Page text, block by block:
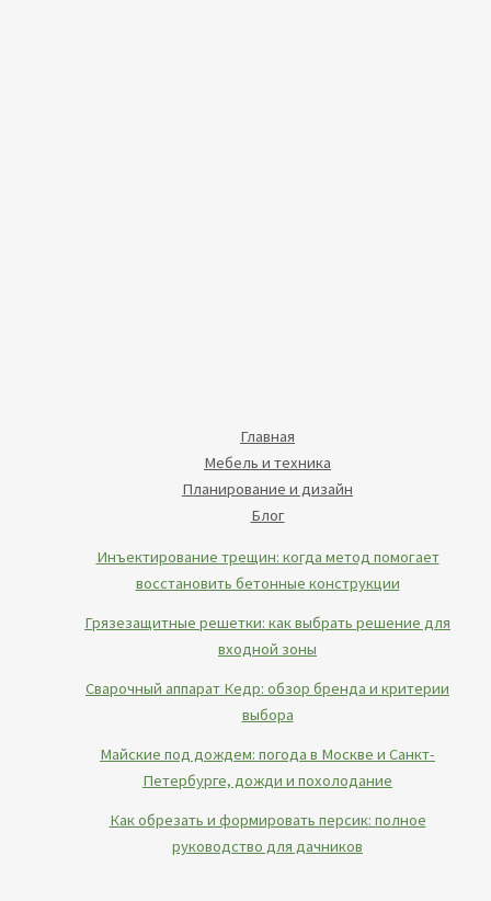
Главная
Мебель и техника
Планирование и дизайн
Блог
Инъектирование трещин: когда метод помогает
восстановить бетонные конструкции
Грязезащитные решетки: как выбрать решение для
входной зоны
Сварочный аппарат Кедр: обзор бренда и критерии
выбора
Майские под дождем: погода в Москве и Санкт-
Петербурге, дожди и похолодание
Как обрезать и формировать персик: полное
руководство для дачников